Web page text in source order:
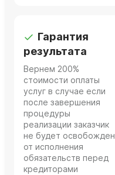
Гарантия
результата
Вернем 200%
стоимости оплаты
услуг в случае если
после завершения
процедуры
реализации заказчик
не будет освобожден
от исполнения
обязательств перед
кредиторами